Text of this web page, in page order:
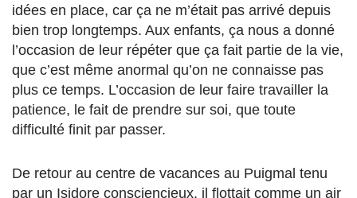
idées en place, car ça ne m’était pas arrivé depuis
bien trop longtemps. Aux enfants, ça nous a donné
l’occasion de leur répéter que ça fait partie de la vie,
que c’est même anormal qu’on ne connaisse pas
plus ce temps. L’occasion de leur faire travailler la
patience, le fait de prendre sur soi, que toute
difficulté finit par passer.
De retour au centre de vacances au Puigmal tenu
par un Isidore consciencieux, il flottait comme un air